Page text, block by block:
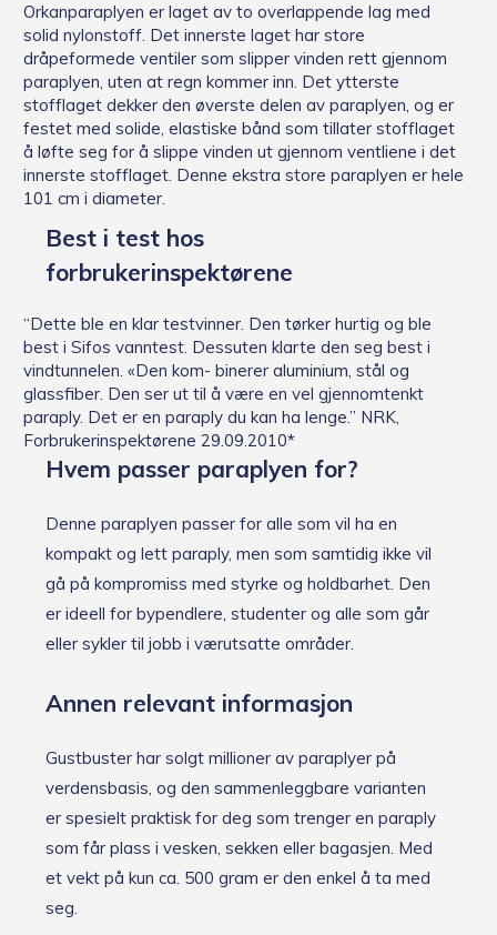
Orkanparaplyen er laget av to overlappende lag med
solid nylonstoff. Det innerste laget har store
dråpeformede ventiler som slipper vinden rett gjennom
paraplyen, uten at regn kommer inn. Det ytterste
stofflaget dekker den øverste delen av paraplyen, og er
festet med solide, elastiske bånd som tillater stofflaget
å løfte seg for å slippe vinden ut gjennom ventliene i det
innerste stofflaget. Denne ekstra store paraplyen er hele
101 cm i diameter.
Best i test hos
forbrukerinspektørene
“Dette ble en klar testvinner. Den tørker hurtig og ble
best i Sifos vanntest. Dessuten klarte den seg best i
vindtunnelen. «Den kom- binerer aluminium, stål og
glassfiber. Den ser ut til å være en vel gjennomtenkt
paraply. Det er en paraply du kan ha lenge.” NRK,
Forbrukerinspektørene 29.09.2010*
Hvem passer paraplyen for?
Denne paraplyen passer for alle som vil ha en
kompakt og lett paraply, men som samtidig ikke vil
gå på kompromiss med styrke og holdbarhet. Den
er ideell for bypendlere, studenter og alle som går
eller sykler til jobb i værutsatte områder.
Annen relevant informasjon
Gustbuster har solgt millioner av paraplyer på
verdensbasis, og den sammenleggbare varianten
er spesielt praktisk for deg som trenger en paraply
som får plass i vesken, sekken eller bagasjen. Med
et vekt på kun ca. 500 gram er den enkel å ta med
seg.